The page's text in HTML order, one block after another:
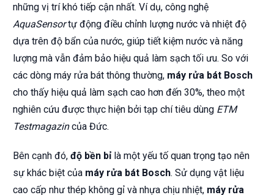
những vị trí khó tiếp cận nhất. Ví dụ, công nghệ
AquaSensortự động điều chỉnh lượng nước và nhiệt độ
dựa trên độ bẩn của nước, giúp tiết kiệm nước và năng
lượng mà vẫn đảm bảo hiệu quả làm sạch tối ưu. So với
các dòng máy rửa bát thông thường, máy rửa bát Bosch
cho thấy hiệu quả làm sạch cao hơn đến 30%, theo một
nghiên cứu được thực hiện bởi tạp chí tiêu dùng ETM
Testmagazincủa Đức.
Bên cạnh đó, độ bền bỉlà một yếu tố quan trọng tạo nên
sự khác biệt của máy rửa bát Bosch. Sử dụng vật liệu
cao cấp như thép không gỉ và nhựa chịu nhiệt, máy rửa